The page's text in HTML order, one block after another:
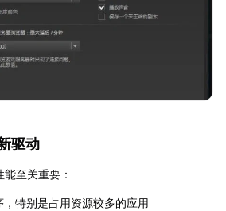
驱动
至关重要：
特别是占用资源较多的应用